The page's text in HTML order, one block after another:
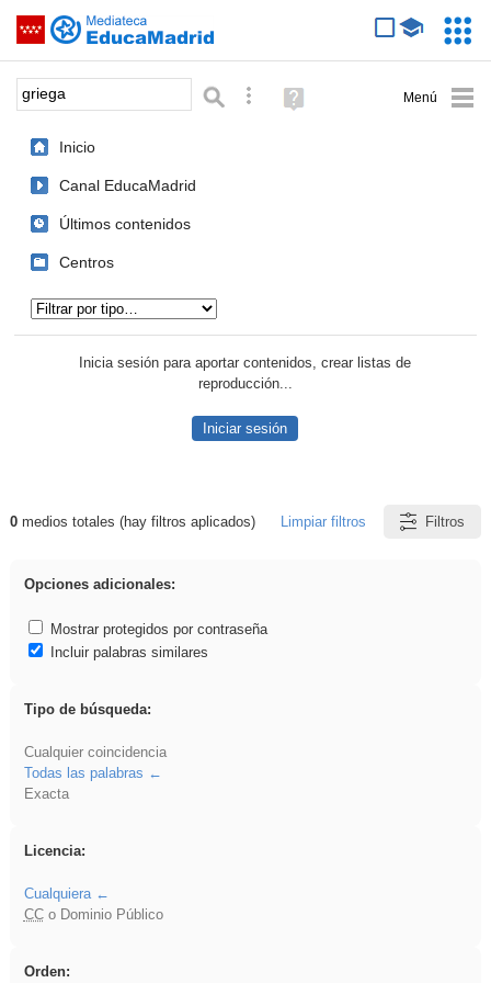
Saltar navegación
Palabra o frase: Búsqueda avanzada
Ayuda
(en
Inicio
Canal EducaMadrid
Últimos contenidos
Centros
Inicia sesión para aportar contenidos, crear listas de
reproducción...
Iniciar sesión
Resultados de: griega
0medios totales (hay filtros aplicados) Limpiar filtros Filtros
Opciones adicionales:
Mostrar protegidos por contraseña
Incluir palabras similares
Tipo de búsqueda:
Cualquier coincidencia
Todas las palabras
Exacta
Licencia:
Cualquiera
CCo Dominio Público
Orden: